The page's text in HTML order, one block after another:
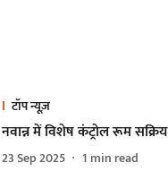
टॉप न्यूज़
नवान्न में विशेष कंट्रोल रूम सक्रिय
23 Sep 2025 1 min read